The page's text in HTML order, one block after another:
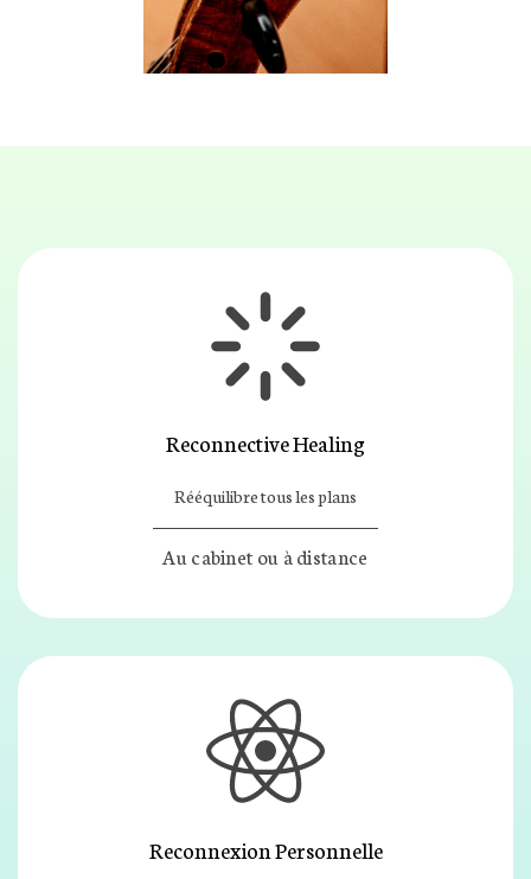
Reconnective Healing
Rééquilibre tous les plans
Au cabinet ou à distance
Reconnexion Personnelle